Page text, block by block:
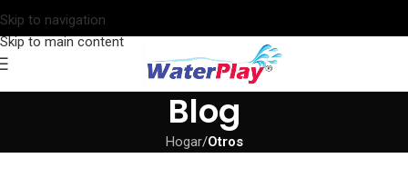
Skip to navigation
Skip to main content
Blog
Hogar/Otros